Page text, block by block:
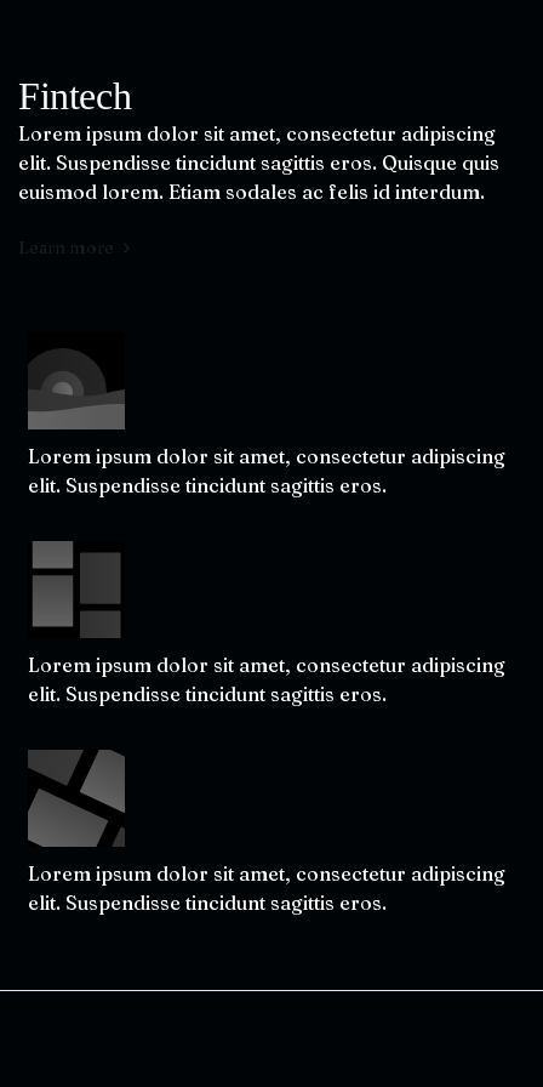
Fintech
Lorem ipsum dolor sit amet, consectetur adipiscing
elit. Suspendisse tincidunt sagittis eros. Quisque quis
euismod lorem. Etiam sodales ac felis id interdum.
Learn more
Lorem ipsum dolor sit amet, consectetur adipiscing
elit. Suspendisse tincidunt sagittis eros.
Lorem ipsum dolor sit amet, consectetur adipiscing
elit. Suspendisse tincidunt sagittis eros.
Lorem ipsum dolor sit amet, consectetur adipiscing
elit. Suspendisse tincidunt sagittis eros.